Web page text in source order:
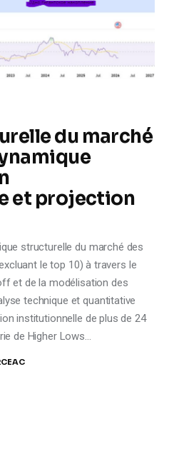
du marché
et projection
structurelle du marché des
le top 10) à travers le
et de la modélisation des
technique et quantitative
institutionnelle de plus de 24
de Higher Lows…